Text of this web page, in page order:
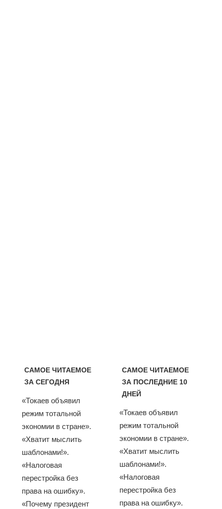
САМОЕ ЧИТАЕМОЕ
ЗА СЕГОДНЯ
«Токаев объявил
режим тотальной
экономии в стране».
«Хватит мыслить
шаблонами!».
«Налоговая
перестройка без
права на ошибку».
«Почему президент
САМОЕ ЧИТАЕМОЕ
ЗА ПОСЛЕДНИЕ 10
ДНЕЙ
«Токаев объявил
режим тотальной
экономии в стране».
«Хватит мыслить
шаблонами!».
«Налоговая
перестройка без
права на ошибку».